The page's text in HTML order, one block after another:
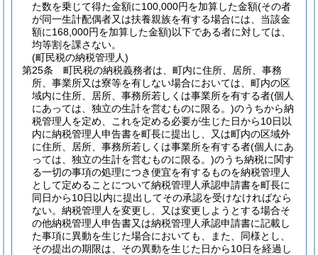
た数を乗じて得た金額に100,000円を加算した金額(その者
が同一生計配偶者又は扶養親族を有する場合には、当該金
額に168,000円を加算した金額)以下である者に対しては、
均等割を課さない。
(町民税の納税管理人)
第25条
町民税の納税義務者は、町内に住所、居所、事務
所、事業所又は寮等を有しない場合においては、町内の区
域内に住所、居所、事務所若しくは事業所を有する者(個人
にあっては、独立の生計を営むものに限る。)のうちから納
税管理人を定め、これを定める必要が生じた日から10日以
内に納税管理人申告書を町長に提出し、又は町内の区域外
に住所、居所、事務所若しくは事業所を有する者(個人にあ
っては、独立の生計を営むものに限る。)のうち納税に関す
る一切の事項の処理につき便宜を有するものを納税管理人
として定めることについて納税管理人承認申請書を町長に
同日から10日以内に提出してその承認を受けなければなら
ない。 納税管理人を変更し、又は変更しようとする場合そ
の他納税管理人申告書又は納税管理人承認申請書に記載し
た事項に異動を生じた場合においても、また、同様とし、
その提出の期限は、その異動を生じた日から10日を経過し